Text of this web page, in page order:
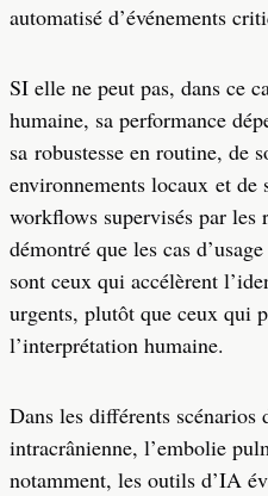
automatisé d’événements
SI elle ne peut pas, dans ce
humaine, sa performance
sa robustesse en routine, de
environnements locaux et de
workflows supervisés par
démontré que les cas
sont ceux qui accélèrent
urgents, plutôt que ceux qui
l’interprétation humaine.
Dans les différents scénarios
intracrânienne, l’embolie
notamment, les outils d’IA